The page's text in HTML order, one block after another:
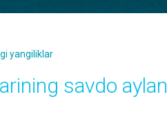
yangiliklar
savdo